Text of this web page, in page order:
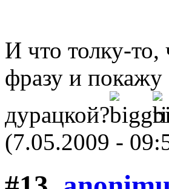
И что толку-
фразу и покажу
дурацкой?
(7.05.2009 -